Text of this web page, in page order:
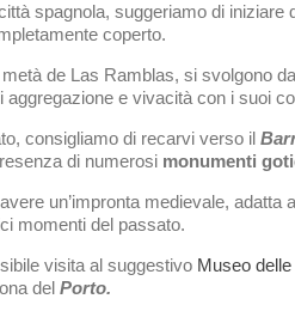
spagnola, suggeriamo di iniziare
coperto.
de Las Ramblas, si svolgono
e vivacità con i suoi
consigliamo di recarvi verso il
di numerosi monumenti
un’impronta medievale, adatta
momenti del passato.
visita al suggestivo Museo
del Porto.